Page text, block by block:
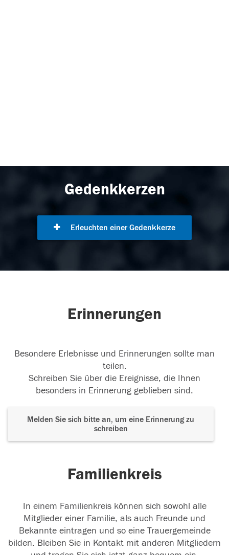
Gedenkkerzen
Erleuchten einer Gedenkkerze
Erinnerungen
Besondere Erlebnisse und Erinnerungen sollte man
teilen.
Schreiben Sie über die Ereignisse, die Ihnen
besonders in Erinnerung geblieben sind.
Melden Sie sich bitte an, um eine Erinnerung zu
schreiben
Familienkreis
In einem Familienkreis können sich sowohl alle
Mitglieder einer Familie, als auch Freunde und
Bekannte eintragen und so eine Trauergemeinde
bilden. Bleiben Sie in Kontakt mit anderen Mitgliedern